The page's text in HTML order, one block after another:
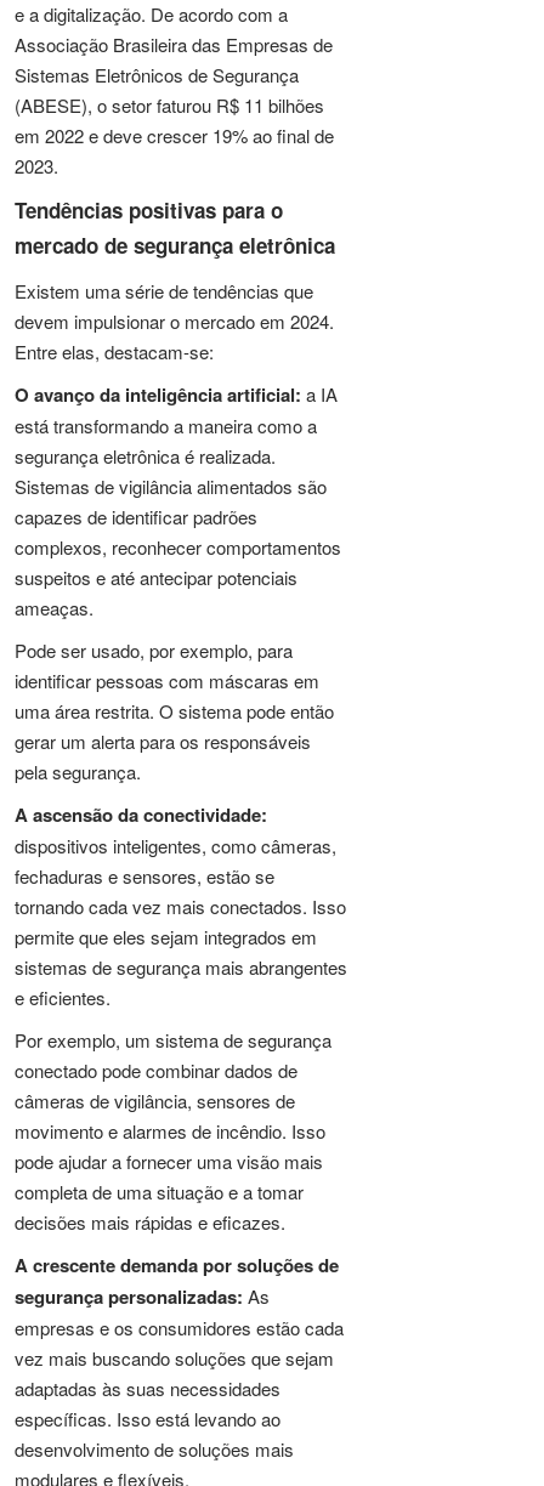
e a digitalização. De acordo com a
Associação Brasileira das Empresas de
Sistemas Eletrônicos de Segurança
(ABESE), o setor faturou R$ 11 bilhões
em 2022 e deve crescer 19% ao final de
2023.
Tendências positivas para o
mercado de segurança eletrônica
Existem uma série de tendências que
devem impulsionar o mercado em 2024.
Entre elas, destacam-se:
O avanço da inteligência artificial: a IA
está transformando a maneira como a
segurança eletrônica é realizada.
Sistemas de vigilância alimentados são
capazes de identificar padrões
complexos, reconhecer comportamentos
suspeitos e até antecipar potenciais
ameaças.
Pode ser usado, por exemplo, para
identificar pessoas com máscaras em
uma área restrita. O sistema pode então
gerar um alerta para os responsáveis
pela segurança.
A ascensão da conectividade:
dispositivos inteligentes, como câmeras,
fechaduras e sensores, estão se
tornando cada vez mais conectados. Isso
permite que eles sejam integrados em
sistemas de segurança mais abrangentes
e eficientes.
Por exemplo, um sistema de segurança
conectado pode combinar dados de
câmeras de vigilância, sensores de
movimento e alarmes de incêndio. Isso
pode ajudar a fornecer uma visão mais
completa de uma situação e a tomar
decisões mais rápidas e eficazes.
A crescente demanda por soluções de
segurança personalizadas: As
empresas e os consumidores estão cada
vez mais buscando soluções que sejam
adaptadas às suas necessidades
específicas. Isso está levando ao
desenvolvimento de soluções mais
modulares e flexíveis.